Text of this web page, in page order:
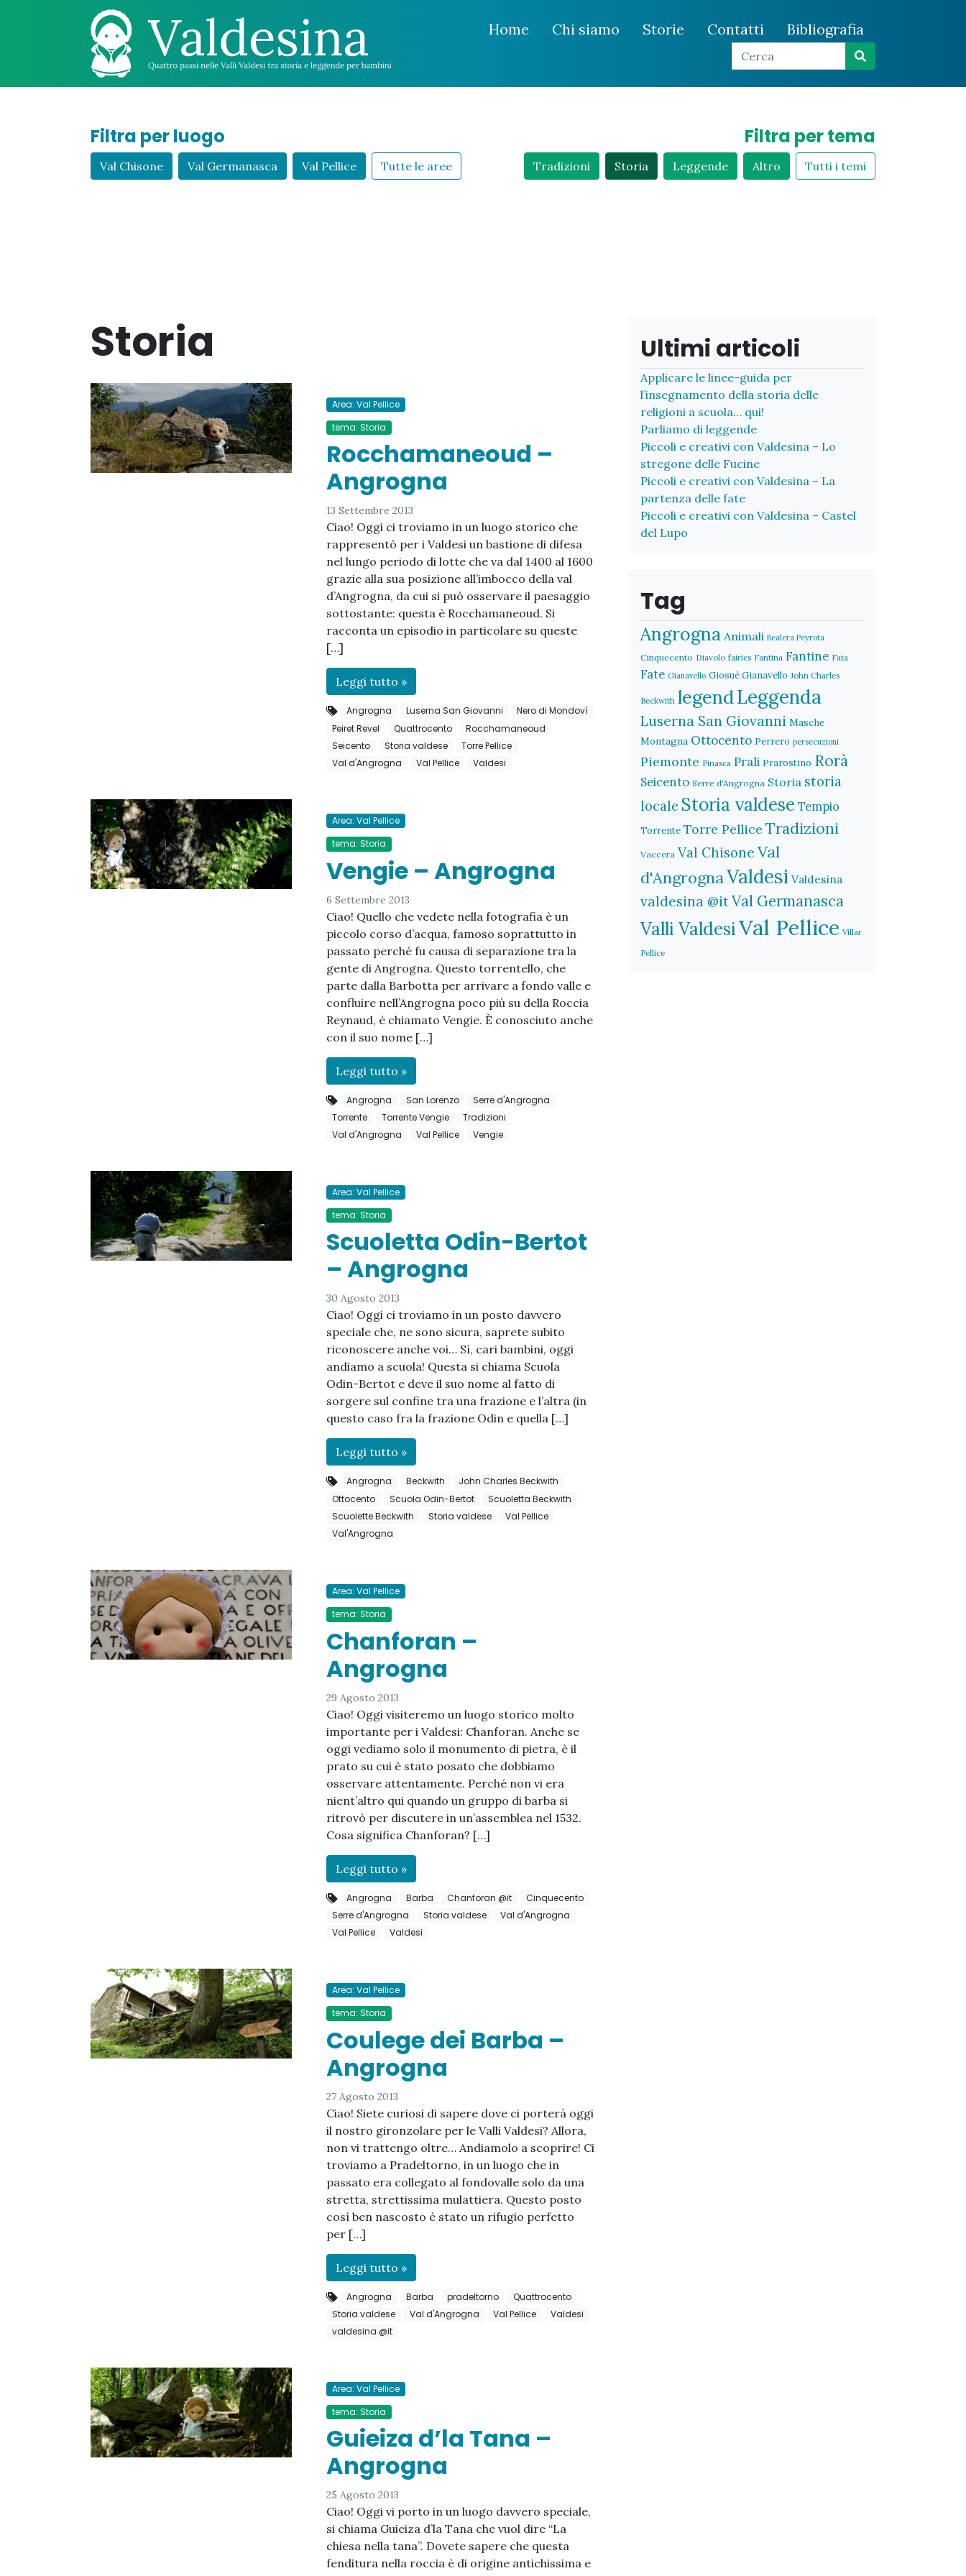
Home Chi siamo Storie Contatti Bibliografia
Filtra per luogo
Val Chisone Val Germanasca Val Pellice Tutte le aree
Filtra per tema
Tradizioni Storia Leggende Altro Tutti i temi
Storia
Area: Val Pellice
tema: Storia
Rocchamaneoud –
Angrogna
13 Settembre 2013
Ciao! Oggi ci troviamo in un luogo storico che
rappresentò per i Valdesi un bastione di difesa
nel lungo periodo di lotte che va dal 1400 al 1600
grazie alla sua posizione all’imbocco della val
d’Angrogna, da cui si può osservare il paesaggio
sottostante: questa è Rocchamaneoud. Si
racconta un episodio in particolare su queste
[…]
Leggi tutto »
Angrogna Luserna San Giovanni
Nero di Mondovì
Peiret Revel
Quattrocento
Rocchamaneoud
Seicento
Storia valdese
Torre Pellice
Val d'Angrogna
Val Pellice Valdesi
Area: Val Pellice
tema: Storia
Vengie – Angrogna
6 Settembre 2013
Ciao! Quello che vedete nella fotografia è un
piccolo corso d’acqua, famoso soprattutto in
passato perché fu causa di separazione tra la
gente di Angrogna. Questo torrentello, che
parte dalla Barbotta per arrivare a fondo valle e
confluire nell’Angrogna poco più su della Roccia
Reynaud, è chiamato Vengie. È conosciuto anche
con il suo nome […]
Leggi tutto »
Angrogna San Lorenzo
Serre d'Angrogna
Torrente
Torrente Vengie
Tradizioni
Val d'Angrogna
Val Pellice Vengie
Area: Val Pellice
tema: Storia
Scuoletta Odin-Bertot
– Angrogna
30 Agosto 2013
Ciao! Oggi ci troviamo in un posto davvero
speciale che, ne sono sicura, saprete subito
riconoscere anche voi… Sì, cari bambini, oggi
andiamo a scuola! Questa si chiama Scuola
Odin-Bertot e deve il suo nome al fatto di
sorgere sul confine tra una frazione e l’altra (in
questo caso fra la frazione Odin e quella […]
Leggi tutto »
Angrogna Beckwith
John Charles Beckwith
Ottocento
Scuola Odin-Bertot
Scuoletta Beckwith
Scuolette Beckwith
Storia valdese
Val Pellice
Val'Angrogna
Area: Val Pellice
tema: Storia
Chanforan –
Angrogna
29 Agosto 2013
Ciao! Oggi visiteremo un luogo storico molto
importante per i Valdesi: Chanforan. Anche se
oggi vediamo solo il monumento di pietra, è il
prato su cui è stato posato che dobbiamo
osservare attentamente. Perché non vi era
nient’altro qui quando un gruppo di barba si
ritrovò per discutere in un’assemblea nel 1532.
Cosa significa Chanforan? […]
Leggi tutto »
Angrogna Barba Chanforan @it
Cinquecento
Serre d'Angrogna
Storia valdese
Val d'Angrogna
Val Pellice
Valdesi
Area: Val Pellice
tema: Storia
Coulege dei Barba –
Angrogna
27 Agosto 2013
Ciao! Siete curiosi di sapere dove ci porterà oggi
il nostro gironzolare per le Valli Valdesi? Allora,
non vi trattengo oltre… Andiamolo a scoprire! Ci
troviamo a Pradeltorno, in un luogo che in
passato era collegato al fondovalle solo da una
stretta, strettissima mulattiera. Questo posto
così ben nascosto è stato un rifugio perfetto
per […]
Leggi tutto »
Angrogna Barba pradeltorno
Quattrocento
Storia valdese
Val d'Angrogna Val Pellice
Valdesi
valdesina @it
Area: Val Pellice
tema: Storia
Guieiza d’la Tana –
Angrogna
25 Agosto 2013
Ciao! Oggi vi porto in un luogo davvero speciale,
si chiama Guieiza d’la Tana che vuol dire “La
chiesa nella tana”. Dovete sapere che questa
fenditura nella roccia è di origine antichissima e
Ultimi articoli
Applicare le linee-guida per
l’insegnamento della storia delle
religioni a scuola… qui!
Parliamo di leggende
Piccoli e creativi con Valdesina – Lo
stregone delle Fucine
Piccoli e creativi con Valdesina – La
partenza delle fate
Piccoli e creativi con Valdesina – Castel
del Lupo
Tag
Angrogna Animali Bealera Peyrota
Cinquecento Diavolo fairies Fantina Fantine Fata
Fate Gianavello Giosuè Gianavello John Charles
Beckwith legendLeggenda
Luserna San Giovanni Masche
Montagna Ottocento Perrero persecuzioni
Piemonte Pinasca Prali Prarostino Rorà
Seicento Serre d'Angrogna Storia storia
locale Storia valdese Tempio
Torrente Torre Pellice Tradizioni
Vaccera Val Chisone Val
d'AngrognaValdesi Valdesina
valdesina @itVal Germanasca
Valli ValdesiVal Pellice Villar
Pellice